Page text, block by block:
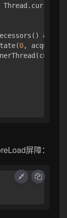
&&
0,
屏障：